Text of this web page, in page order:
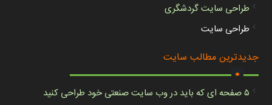
طراحی سایت گردشگری
طراحی سایت
جدیدترین مطالب سایت
.
۵ صفحه ای که باید در وب سایت صنعتی خود طراحی کنید